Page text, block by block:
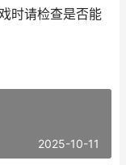
时请检查是否能
2025-10-11